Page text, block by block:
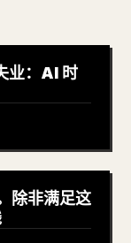
业：AI 时
除非满足这